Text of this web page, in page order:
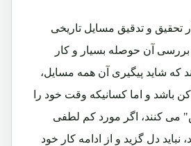
تحقیق و تدقیق مسایل تاریخی
آن حوصله بسیار و کار
که شاید پیگیری آن همه مسایل،
باشد و اما کسانیکه وقت خود را
می کنند، اگر مورد کم لطفی
نباید دل گزید و از ادامه کار خود